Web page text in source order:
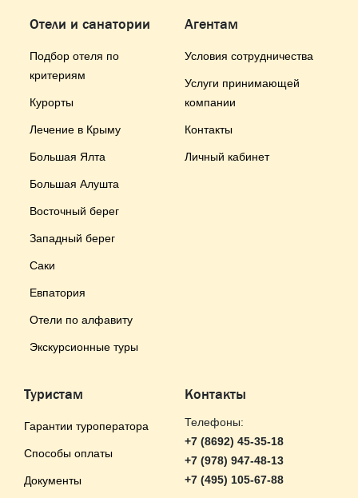
Отели и санатории
Подбор отеля по
критериям
Курорты
Лечение в Крыму
Большая Ялта
Большая Алушта
Восточный берег
Западный берег
Саки
Евпатория
Отели по алфавиту
Экскурсионные туры
Контакты
Телефоны:
+7 (8692) 45-35-18
+7 (978) 947-48-13
+7 (495) 105-67-88
Туристам
Гарантии туроператора
Способы оплаты
Документы
Агентам
Условия сотрудничества
Услуги принимающей
компании
Контакты
Личный кабинет